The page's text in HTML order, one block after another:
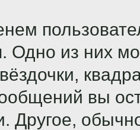
Одно из них
вы
Другое,